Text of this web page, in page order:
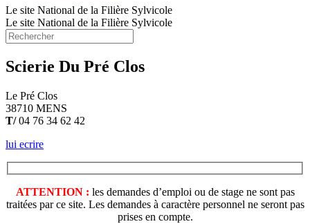
Le site National de la Filière Sylvicole
Le site National de la Filière Sylvicole
Scierie Du Pré Clos
Le Pré Clos
38710 MENS
T/04 76 34 62 42
lui ecrire
ATTENTION : les demandes d’emploi ou de stage ne sont pas
traitées par ce site. Les demandes à caractère personnel ne seront pas
prises en compte.